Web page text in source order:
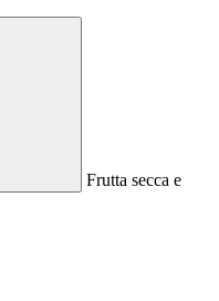
Frutta secca e